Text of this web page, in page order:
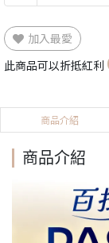
加入最愛
此商品可以折抵紅利
商品介紹
商品介紹